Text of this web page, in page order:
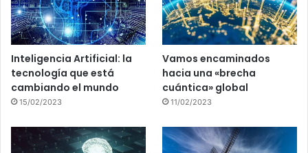
Inteligencia Artificial: la
tecnología que está
cambiando el mundo
15/02/2023
Vamos encaminados
hacia una «brecha
cuántica» global
11/02/2023